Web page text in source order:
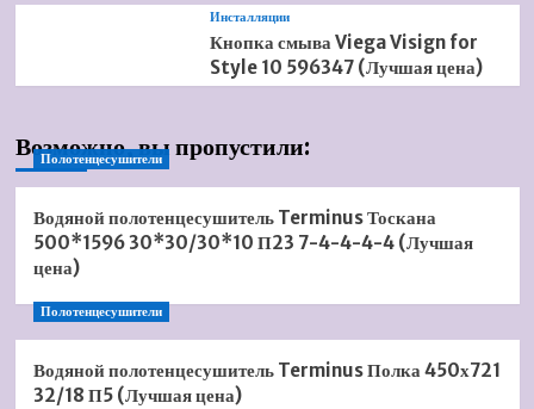
Инсталляции
Кнопка смыва Viega Visign for
Style 10 596347 (Лучшая цена)
Возможно, вы пропустили:
Полотенцесушители
Водяной полотенцесушитель Terminus Тоскана
500*1596 30*30/30*10 П23 7-4-4-4-4 (Лучшая
цена)
Полотенцесушители
Водяной полотенцесушитель Terminus Полка 450х721
32/18 П5 (Лучшая цена)